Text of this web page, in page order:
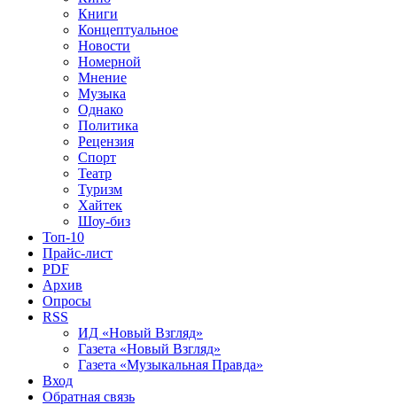
Книги
Концептуальное
Новости
Номерной
Мнение
Музыка
Однако
Политика
Рецензия
Спорт
Театр
Туризм
Хайтек
Шоу-биз
Топ-10
Прайс-лист
PDF
Архив
Опросы
RSS
ИД «Новый Взгляд»
Газета «Новый Взгляд»
Газета «Музыкальная Правда»
Вход
Обратная связь